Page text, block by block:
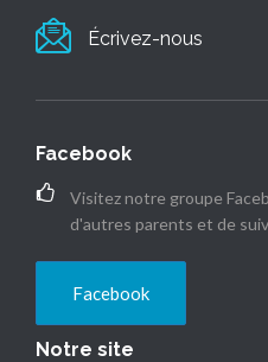
Écrivez-nous
Facebook
Visitez notre groupe
d'autres parents et de
Facebook
Notre site